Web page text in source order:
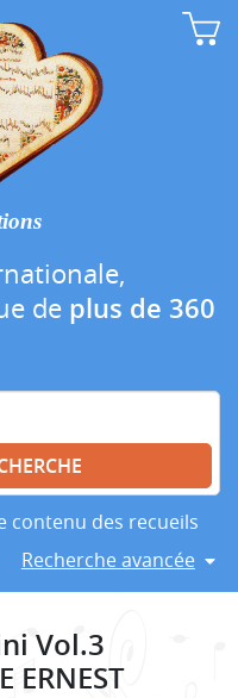
de plus de 360
contenu des recueils
Recherche avancée
Vol.3
ERNEST